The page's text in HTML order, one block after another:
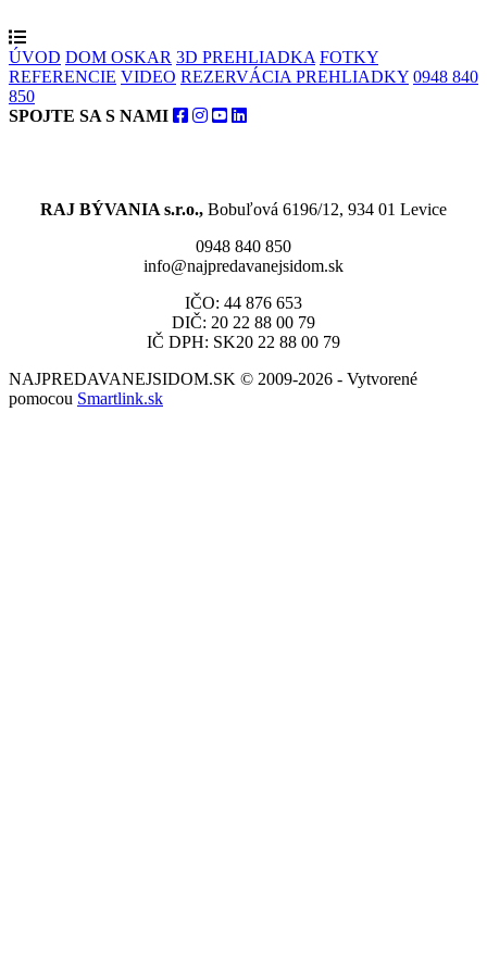
ÚVOD DOM OSKAR 3D PREHLIADKA FOTKY
REFERENCIE VIDEO REZERVÁCIA PREHLIADKY 0948 840
850
SPOJTE SA S NAMI
RAJ BÝVANIA s.r.o., Bobuľová 6196/12, 934 01 Levice
0948 840 850
info@najpredavanejsidom.sk
IČO: 44 876 653
DIČ: 20 22 88 00 79
IČ DPH: SK20 22 88 00 79
NAJPREDAVANEJSIDOM.SK © 2009-2026 - Vytvorené
pomocou Smartlink.sk